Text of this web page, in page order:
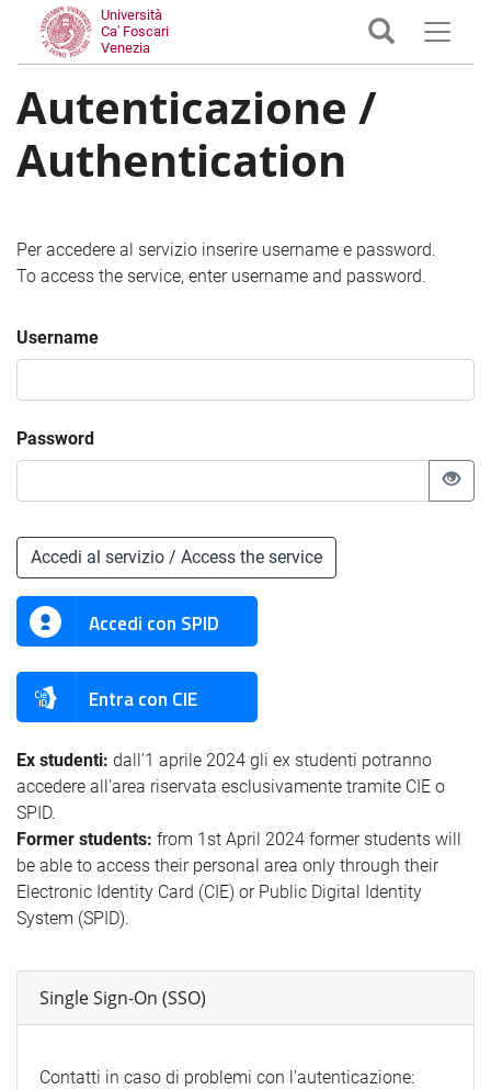
Università
Ca' Foscari
Venezia
Autenticazione /
Authentication
Per accedere al servizio inserire username e password.
To access the service, enter username and password.
Username
Password
Accedi al servizio / Access the service
Accedi con SPID
Entra con CIE
Ex studenti: dall'1 aprile 2024 gli ex studenti potranno
accedere all'area riservata esclusivamente tramite CIE o
SPID.
Former students: from 1st April 2024 former students will
be able to access their personal area only through their
Electronic Identity Card (CIE) or Public Digital Identity
System (SPID).
Single Sign-On (SSO)
Contatti in caso di problemi con l'autenticazione: